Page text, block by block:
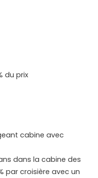
du prix
cabine avec
dans la cabine des
par croisière avec un